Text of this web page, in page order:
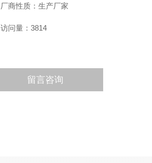
厂商性质：生产厂家
访问量：3814
留言咨询